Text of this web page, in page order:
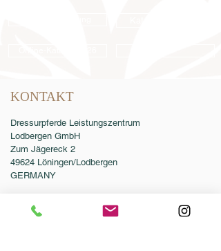
KONTAKT
Dressurpferde Leistungszentrum
Lodbergen GmbH
Zum Jägereck 2
49624 Löningen/Lodbergen
GERMANY
Telefax:
0049-5432-595946-99